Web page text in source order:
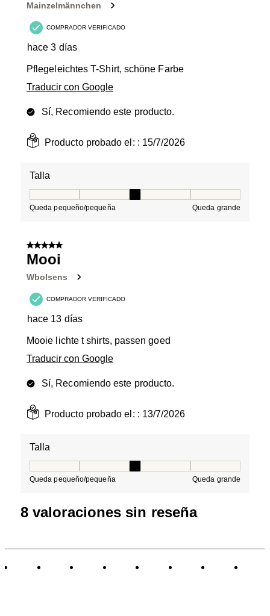
Mainzelmännchen
COMPRADOR VERIFICADO
hace 3 días
Pflegeleichtes T-Shirt, schöne Farbe
Traducir con Google
Sí, Recomiendo este producto.
Producto probado el: : 15/7/2026
Talla
Queda pequeño/pequeña Queda grande
5 de 5 estrellas.
Mooi
Wbolsens
COMPRADOR VERIFICADO
hace 13 días
Mooie lichte t shirts, passen goed
Traducir con Google
Sí, Recomiendo este producto.
Producto probado el: : 13/7/2026
Talla
Queda pequeño/pequeña Queda grande
8 valoraciones sin reseña